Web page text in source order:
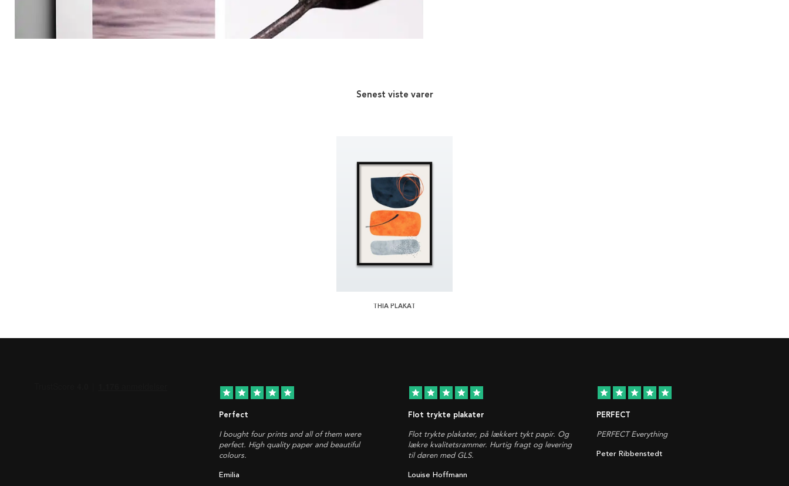
Senest viste varer
THIA PLAKAT
star star star star star
Perfect
I bought four prints and all of them were
perfect. High quality paper and beautiful
colours.
Emilia
star star star star star
Flot trykte plakater
Flot trykte plakater, på lækkert tykt papir. Og
lækre kvalitetsrammer. Hurtig fragt og levering
til døren med GLS.
Louise Hoffmann
star star star star star
PERFECT
PERFECT Everything
Peter Ribbenstedt